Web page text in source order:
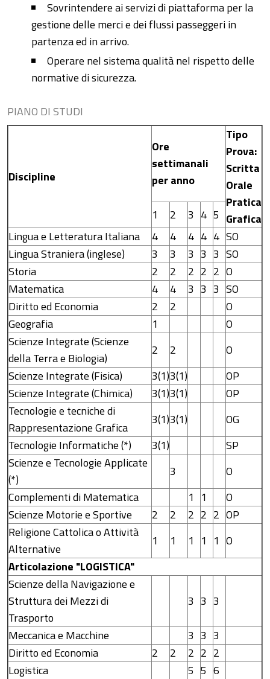
Sovrintendere ai servizi di piattaforma per la
gestione delle merci e dei flussi passeggeri in
partenza ed in arrivo.
Operare nel sistema qualità nel rispetto delle
normative di sicurezza.
PIANO DI STUDI
Discipline
Ore
settimanali
per anno
Tipo
Prova:
Scritta
Orale
Pratica
Grafica
1 2 3 4 5
Lingua e Letteratura Italiana
4 4 4 4 4 SO
Lingua Straniera (inglese)
3 3 3 3 3 SO
Storia
2 2 2 2 2 O
Matematica
4 4 3 3 3 SO
Diritto ed Economia
2 2
O
Geografia
1
O
Scienze Integrate (Scienze
della Terra e Biologia)
2 2
O
Scienze Integrate (Fisica)
3(1)3(1)
OP
Scienze Integrate (Chimica)
3(1)3(1)
OP
Tecnologie e tecniche di
Rappresentazione Grafica
3(1)3(1)
OG
Tecnologie Informatiche (*)
3(1)
SP
Scienze e Tecnologie Applicate
(*)
3
O
Complementi di Matematica
1 1
O
Scienze Motorie e Sportive
2 2 2 2 2 OP
Religione Cattolica o Attività
Alternative
1 1 1 1 1 O
Articolazione "LOGISTICA"
Scienze della Navigazione e
Struttura dei Mezzi di
Trasporto
3 3 3
Meccanica e Macchine 3 3 3
Diritto ed Economia
2 2 2 2 2
Logistica
5 5 6